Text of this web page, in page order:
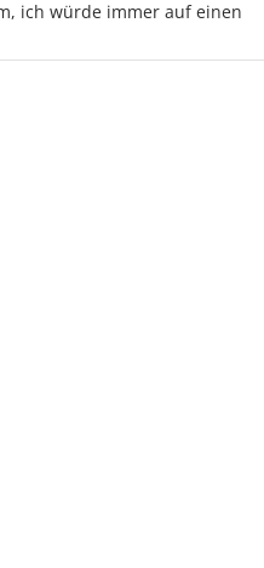
ich würde immer auf einen